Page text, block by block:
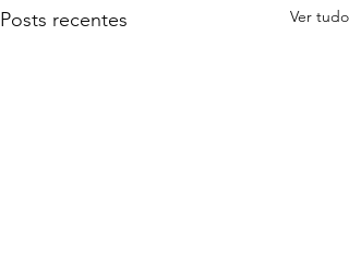
Posts recentes Ver tudo